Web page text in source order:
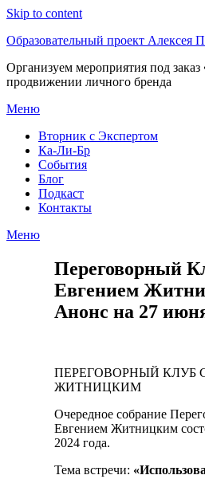
Skip to content
Образовательный проект Алексея
Организуем мероприятия под
продвижении личного бренда
Меню
Вторник с Экспертом
Ка-Ли-Бр
События
Блог
Подкаст
Контакты
Меню
Переговорный
Евгением
Анонс на 27
ПЕРЕГОВОРНЫЙ КЛУБ
ЖИТНИЦКИМ
Очередное собрание
Евгением Житницким
2024 года.
Тема встречи: